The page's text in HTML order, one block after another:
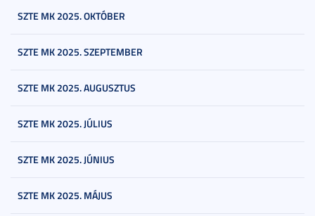
SZTE MK 2025. OKTÓBER
SZTE MK 2025. SZEPTEMBER
SZTE MK 2025. AUGUSZTUS
SZTE MK 2025. JÚLIUS
SZTE MK 2025. JÚNIUS
SZTE MK 2025. MÁJUS